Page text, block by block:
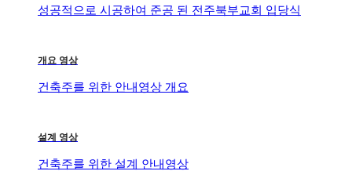
성공적으로 시공하여 준공 된 전주북부교회 입당식
개요 영상
건축주를 위한 안내영상 개요
설계 영상
건축주를 위한 설계 안내영상